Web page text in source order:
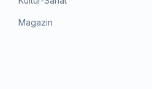
Magazin